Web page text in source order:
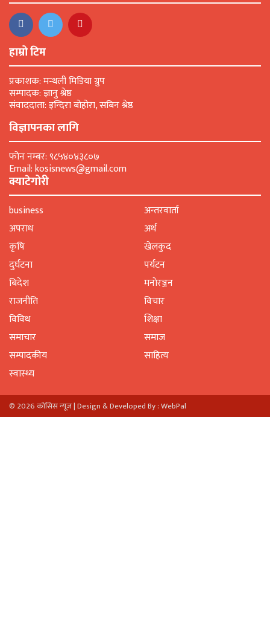
हाम्रो टिम
प्रकाशक: मन्थली मिडिया ग्रुप
सम्पादक: ज्ञानु श्रेष्ठ
संवाददाता: इन्दिरा बोहोरा, सबिन श्रेष्ठ
विज्ञापनका लागि
फोन नम्बर: ९८५४०४३८०७
Email: kosisnews@gmail.com
क्याटेगोरी
business
अन्तरवार्ता
अपराध
अर्थ
कृषि
खेलकुद
दुर्घटना
पर्यटन
बिदेश
मनाेरञ्जन
राजनीति
विचार
विविध
शिक्षा
समाचार
समाज
सम्पादकीय
साहित्य
स्वास्थ्य
© 2026 काेसिस न्यूज |Design & Developed By : WebPal